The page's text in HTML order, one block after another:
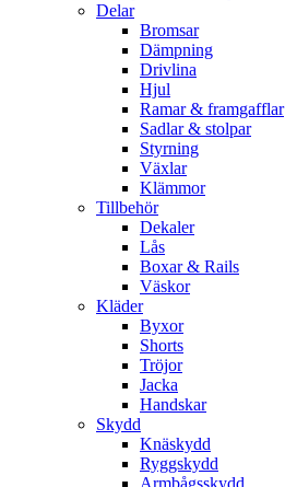
Delar
Bromsar
Dämpning
Drivlina
Hjul
Ramar & framgafflar
Sadlar & stolpar
Styrning
Växlar
Klämmor
Tillbehör
Dekaler
Lås
Boxar & Rails
Väskor
Kläder
Byxor
Shorts
Tröjor
Jacka
Handskar
Skydd
Knäskydd
Ryggskydd